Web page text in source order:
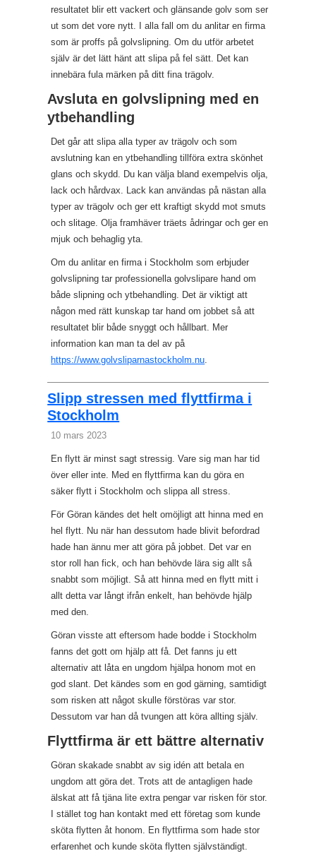
resultatet blir ett vackert och glänsande golv som ser
ut som det vore nytt. I alla fall om du anlitar en firma
som är proffs på golvslipning. Om du utför arbetet
själv är det lätt hänt att slipa på fel sätt. Det kan
innebära fula märken på ditt fina trägolv.
Avsluta en golvslipning med en
ytbehandling
Det går att slipa alla typer av trägolv och som
avslutning kan en ytbehandling tillföra extra skönhet
glans och skydd. Du kan välja bland exempelvis olja,
lack och hårdvax. Lack kan användas på nästan alla
typer av trägolv och ger ett kraftigt skydd mot smuts
och slitage. Olja framhäver träets ådringar och ger en
mjuk och behaglig yta.
Om du anlitar en firma i Stockholm som erbjuder
golvslipning tar professionella golvslipare hand om
både slipning och ytbehandling. Det är viktigt att
någon med rätt kunskap tar hand om jobbet så att
resultatet blir både snyggt och hållbart. Mer
information kan man ta del av på
https://www.golvsliparnastockholm.nu.
Slipp stressen med flyttfirma i
Stockholm
10 mars 2023
En flytt är minst sagt stressig. Vare sig man har tid
över eller inte. Med en flyttfirma kan du göra en
säker flytt i Stockholm och slippa all stress.
För Göran kändes det helt omöjligt att hinna med en
hel flytt. Nu när han dessutom hade blivit befordrad
hade han ännu mer att göra på jobbet. Det var en
stor roll han fick, och han behövde lära sig allt så
snabbt som möjligt. Så att hinna med en flytt mitt i
allt detta var långt ifrån enkelt, han behövde hjälp
med den.
Göran visste att eftersom hade bodde i Stockholm
fanns det gott om hjälp att få. Det fanns ju ett
alternativ att låta en ungdom hjälpa honom mot en
god slant. Det kändes som en god gärning, samtidigt
som risken att något skulle förstöras var stor.
Dessutom var han då tvungen att köra allting själv.
Flyttfirma är ett bättre alternativ
Göran skakade snabbt av sig idén att betala en
ungdom att göra det. Trots att de antagligen hade
älskat att få tjäna lite extra pengar var risken för stor.
I stället tog han kontakt med ett företag som kunde
sköta flytten åt honom. En flyttfirma som hade stor
erfarenhet och kunde sköta flytten självständigt.